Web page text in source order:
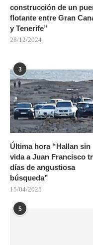
construcción de un
flotante entre Gran
y Tenerife”
28/12/2024
3
Última hora “Hallan sin
vida a Juan Francisco
días de angustiosa
búsqueda”
15/04/2025
5